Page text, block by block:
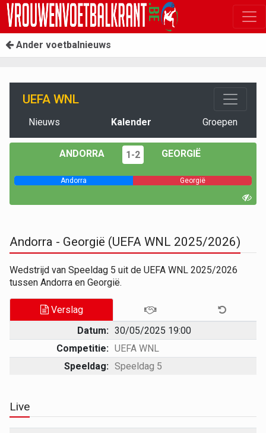
Ander voetbalnieuws
UEFA WNL
Nieuws Kalender Groepen
ANDORRA 1-2 GEORGIË
Andorra Georgië
Andorra - Georgië (UEFA WNL 2025/2026)
Wedstrijd van Speeldag 5 uit de UEFA WNL 2025/2026
tussen Andorra en Georgië.
Verslag
Datum: 30/05/2025 19:00
Competitie: UEFA WNL
Speeldag: Speeldag 5
Live